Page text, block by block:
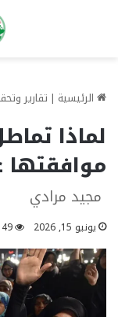
الرئيسية | تقارير
لماذا
موافقتها
مجيد مرادي
يونيو 15, 2026 49